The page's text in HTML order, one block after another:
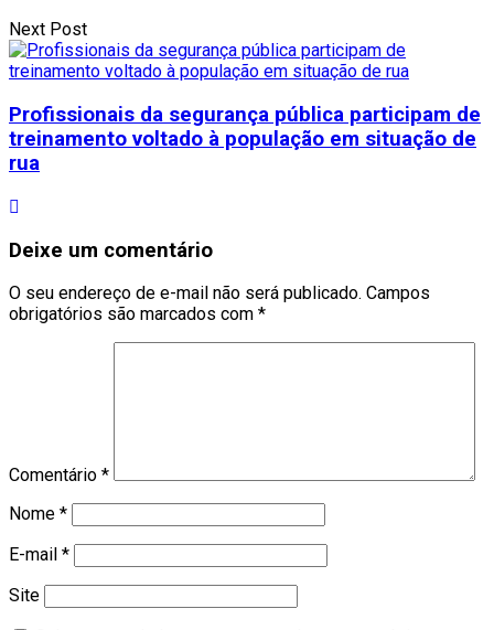
Next Post
Profissionais da segurança pública participam de
treinamento voltado à população em situação de
rua
Deixe um comentário
O seu endereço de e-mail não será publicado. Campos
obrigatórios são marcados com *
Comentário *
Nome *
E-mail *
Site